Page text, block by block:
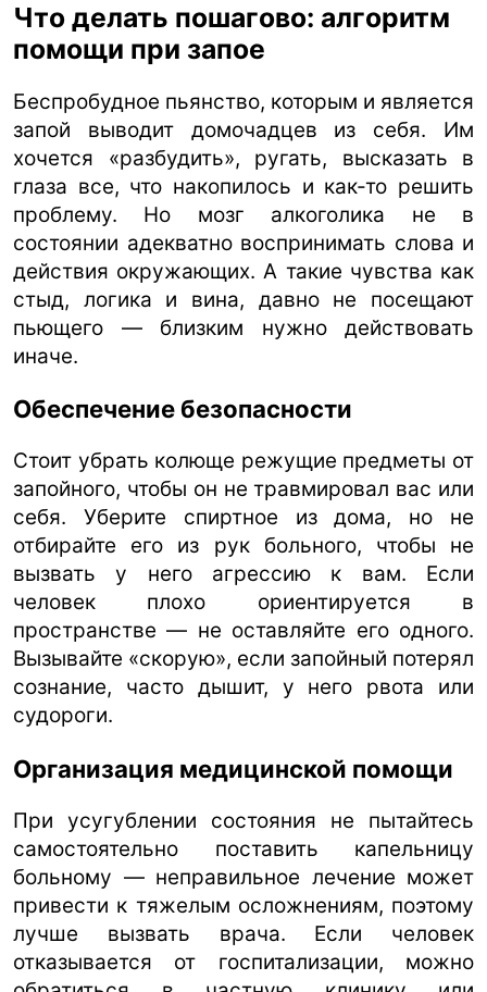
Что делать пошагово: алгоритм
помощи при запое
Беспробудное пьянство, которым и является
запой выводит домочадцев из себя. Им
хочется «разбудить», ругать, высказать в
глаза все, что накопилось и как-то решить
проблему. Но мозг алкоголика не в
состоянии адекватно воспринимать слова и
действия окружающих. А такие чувства как
стыд, логика и вина, давно не посещают
пьющего — близким нужно действовать
иначе.
Обеспечение безопасности
Стоит убрать колюще режущие предметы от
запойного, чтобы он не травмировал вас или
себя. Уберите спиртное из дома, но не
отбирайте его из рук больного, чтобы не
вызвать у него агрессию к вам. Если
человек плохо ориентируется в
пространстве — не оставляйте его одного.
Вызывайте «скорую», если запойный потерял
сознание, часто дышит, у него рвота или
судороги.
Организация медицинской помощи
При усугублении состояния не пытайтесь
самостоятельно поставить капельницу
больному — неправильное лечение может
привести к тяжелым осложнениям, поэтому
лучше вызвать врача. Если человек
отказывается от госпитализации, можно